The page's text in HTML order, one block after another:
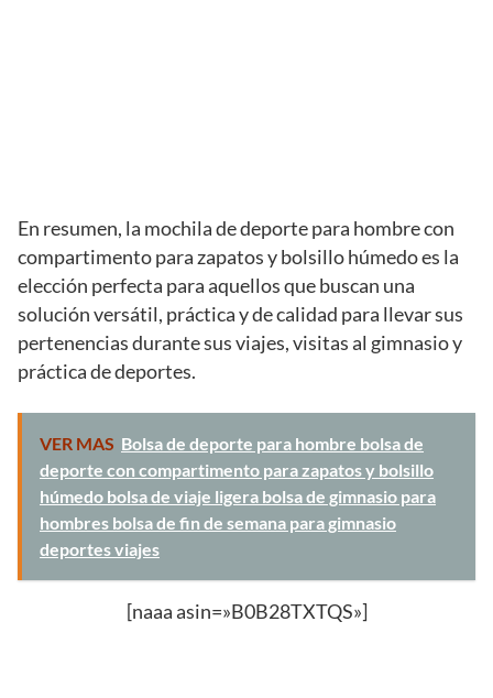
En resumen, la mochila de deporte para hombre con
compartimento para zapatos y bolsillo húmedo es la
elección perfecta para aquellos que buscan una
solución versátil, práctica y de calidad para llevar sus
pertenencias durante sus viajes, visitas al gimnasio y
práctica de deportes.
VER MAS Bolsa de deporte para hombre bolsa de
deporte con compartimento para zapatos y bolsillo
húmedo bolsa de viaje ligera bolsa de gimnasio para
hombres bolsa de fin de semana para gimnasio
deportes viajes
[naaa asin=»B0B28TXTQS»]